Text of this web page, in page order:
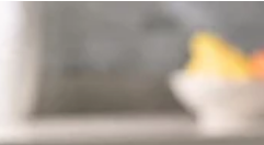
koji ostaje napunjen vodom, unatoč
biti dovršen.